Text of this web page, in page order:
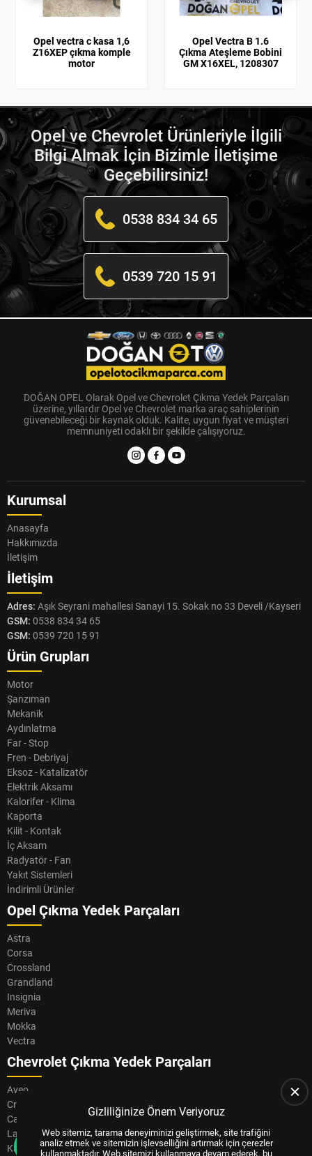
Opel vectra c kasa 1,6
Z16XEP çıkma komple
motor
Opel Vectra B 1.6
Çıkma Ateşleme Bobini
GM X16XEL, 1208307
Opel ve Chevrolet Ürünleriyle İlgili
Bilgi Almak İçin Bizimle İletişime
Geçebilirsiniz!
0538 834 34 65
0539 720 15 91
DOĞAN OPEL Olarak Opel ve Chevrolet Çıkma Yedek Parçaları
üzerine, yıllardır Opel ve Chevrolet marka araç sahiplerinin
güvenebileceği bir kaynak olduk. Kalite, uygun fiyat ve müşteri
memnuniyeti odaklı bir şekilde çalışıyoruz.
Kurumsal
Anasayfa
Hakkımızda
İletişim
İletişim
Adres: Aşık Seyrani mahallesi Sanayi 15. Sokak no 33 Develi /Kayseri
GSM: 0538 834 34 65
GSM: 0539 720 15 91
Ürün Grupları
Motor
Şanzıman
Mekanik
Aydınlatma
Far - Stop
Fren - Debriyaj
Eksoz - Katalizatör
Elektrik Aksamı
Kalorifer - Klima
Kaporta
Kilit - Kontak
İç Aksam
Radyatör - Fan
Yakıt Sistemleri
İndirimli Ürünler
Opel Çıkma Yedek Parçaları
Astra
Corsa
Crossland
Grandland
Insignia
Meriva
Mokka
Vectra
Chevrolet Çıkma Yedek Parçaları
Aveo
Cruze
Captiva
Lacetti
Kalos
Gizliliğinize Önem Veriyoruz
Web sitemiz, tarama deneyiminizi geliştirmek, site trafiğini
analiz etmek ve sitemizin işlevselliğini artırmak için çerezler
kullanmaktadır. Web sitemizi kullanmaya devam ederek, bu